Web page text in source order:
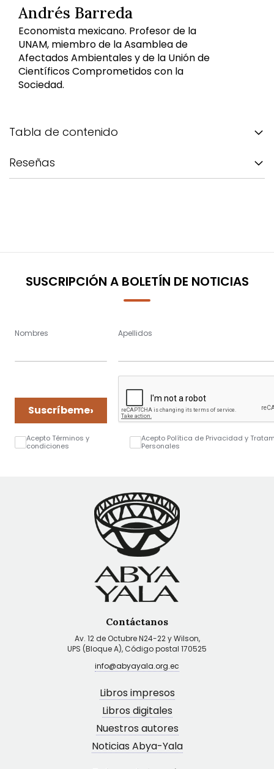
Andrés Barreda
Economista mexicano. Profesor de la
UNAM, miembro de la Asamblea de
Afectados Ambientales y de la Unión de
Científicos Comprometidos con la
Sociedad.
Tabla de contenido
Reseñas
SUSCRIPCIÓN A BOLETÍN DE NOTICIAS
Nombres Apellidos
Suscríbeme›
Acepto Términos y
condiciones
Acepto Política de Privacidad y
Personales
Contáctanos
Av. 12 de Octubre N24-22 y Wilson,
UPS (Bloque A), Código postal 170525
info@abyayala.org.ec
Libros impresos
Libros digitales
Nuestros autores
Noticias Abya-Yala